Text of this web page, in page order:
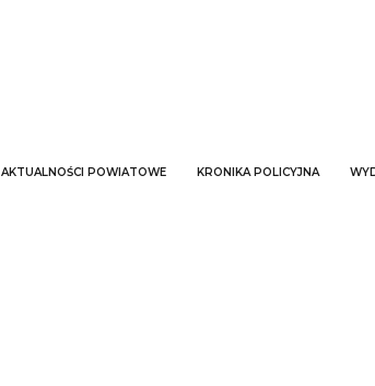
AKTUALNOŚCI POWIATOWE KRONIKA POLICYJNA